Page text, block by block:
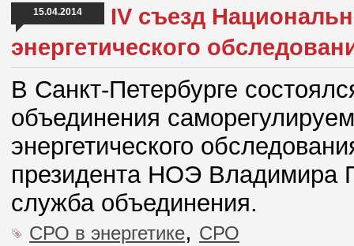
15.04.2014
IV съезд
энергетического
В Санкт-Петербурге
объединения
энергетического
президента НОЭ Владимира
служба объединения.
СРО в энергетике, СРО